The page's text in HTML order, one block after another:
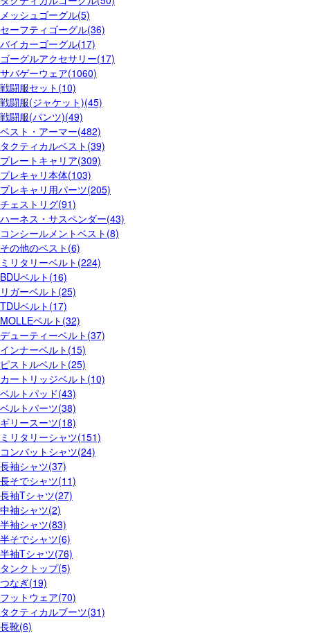
メッシュゴーグル(5)
セーフティゴーグル(36)
バイカーゴーグル(17)
ゴーグルアクセサリー(17)
サバゲーウェア(1060)
戦闘服セット(10)
戦闘服(ジャケット)(45)
戦闘服(パンツ)(49)
ベスト・アーマー(482)
タクティカルベスト(39)
プレートキャリア(309)
プレキャリ本体(103)
プレキャリ用パーツ(205)
チェストリグ(91)
ハーネス・サスペンダー(43)
コンシールメントベスト(8)
その他のベスト(6)
ミリタリーベルト(224)
BDUベルト(16)
リガーベルト(25)
TDUベルト(17)
MOLLEベルト(32)
デューティーベルト(37)
インナーベルト(15)
ピストルベルト(25)
カートリッジベルト(10)
ベルトパッド(43)
ベルトパーツ(38)
ギリースーツ(18)
ミリタリーシャツ(151)
コンバットシャツ(24)
長袖シャツ(37)
長そでシャツ(11)
長袖Tシャツ(27)
中袖シャツ(2)
半袖シャツ(83)
半そでシャツ(6)
半袖Tシャツ(76)
タンクトップ(5)
つなぎ(19)
フットウェア(70)
タクティカルブーツ(31)
長靴(6)